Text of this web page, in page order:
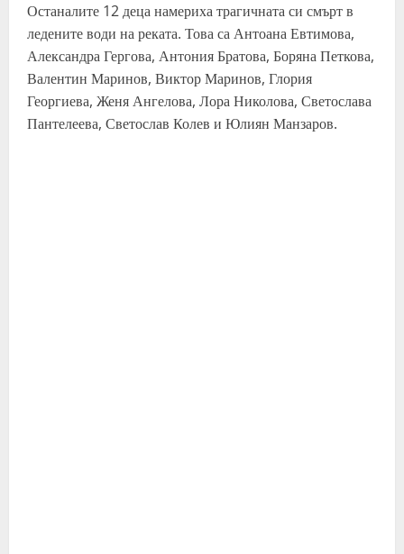
Останалите 12 деца намериха трагичната си смърт в
ледените води на реката. Това са Антоана Евтимова,
Александра Гергова, Антония Братова, Боряна Петкова,
Валентин Маринов, Виктор Маринов, Глория
Георгиева, Женя Ангелова, Лора Николова, Светослава
Пантелеева, Светослав Колев и Юлиян Манзаров.